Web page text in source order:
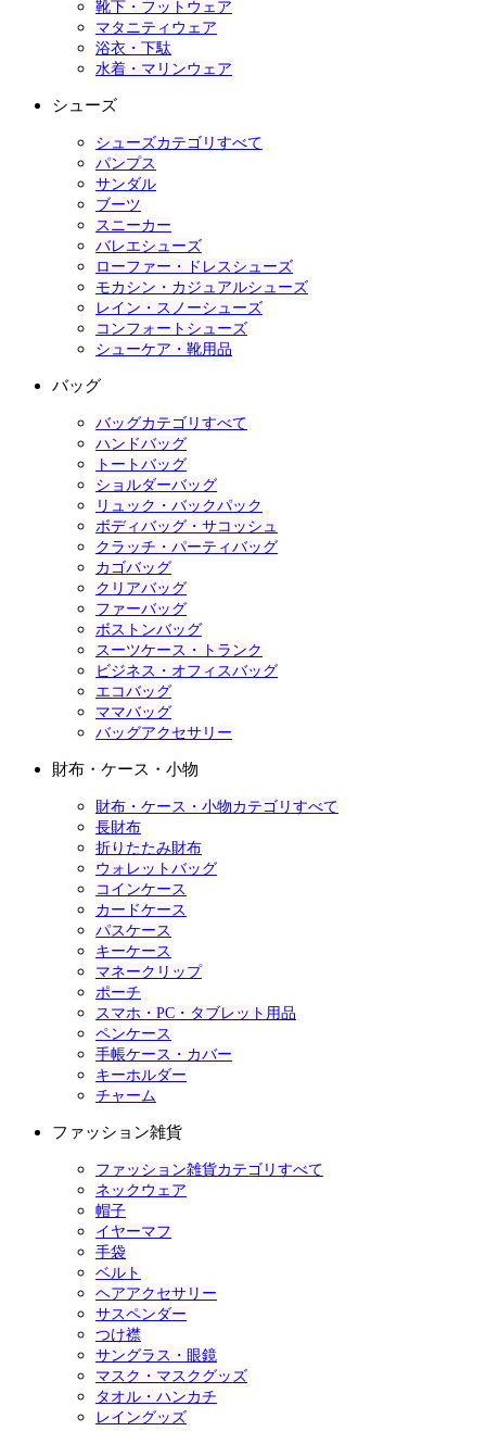
靴下・フットウェア
マタニティウェア
浴衣・下駄
水着・マリンウェア
シューズ
シューズカテゴリすべて
パンプス
サンダル
ブーツ
スニーカー
バレエシューズ
ローファー・ドレスシューズ
モカシン・カジュアルシューズ
レイン・スノーシューズ
コンフォートシューズ
シューケア・靴用品
バッグ
バッグカテゴリすべて
ハンドバッグ
トートバッグ
ショルダーバッグ
リュック・バックパック
ボディバッグ・サコッシュ
クラッチ・パーティバッグ
カゴバッグ
クリアバッグ
ファーバッグ
ボストンバッグ
スーツケース・トランク
ビジネス・オフィスバッグ
エコバッグ
ママバッグ
バッグアクセサリー
財布・ケース・小物
財布・ケース・小物カテゴリすべて
長財布
折りたたみ財布
ウォレットバッグ
コインケース
カードケース
パスケース
キーケース
マネークリップ
ポーチ
スマホ・PC・タブレット用品
ペンケース
手帳ケース・カバー
キーホルダー
チャーム
ファッション雑貨
ファッション雑貨カテゴリすべて
ネックウェア
帽子
イヤーマフ
手袋
ベルト
ヘアアクセサリー
サスペンダー
つけ襟
サングラス・眼鏡
マスク・マスクグッズ
タオル・ハンカチ
レイングッズ